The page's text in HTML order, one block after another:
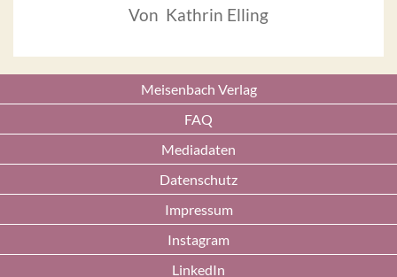
Von Kathrin Elling
Meisenbach Verlag
FAQ
Mediadaten
Datenschutz
Impressum
Instagram
LinkedIn